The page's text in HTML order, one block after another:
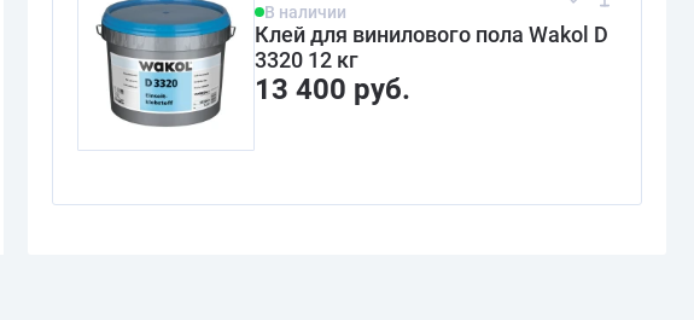
В наличии
Клей для винилового пола Wakol D
3320 12 кг
13 400 руб.